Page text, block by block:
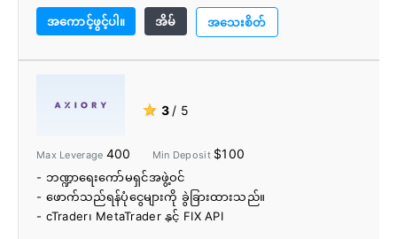
- ကော်မရှင်အခမဲ့အကောင့်များ
- အခမဲ့ VPS
အကောင့်ဖွင့်ပါ။ အိမ် အသေးစိတ်
★ 3 / 5
Max Leverage 400 Min Deposit $100
- ဘဏ္ဍာရေးကော်မရှင်အဖွဲ့ဝင်
- ဖောက်သည်ရန်ပုံငွေများကို ခွဲခြားထားသည်။
- cTrader၊ MetaTrader နှင့် FIX API